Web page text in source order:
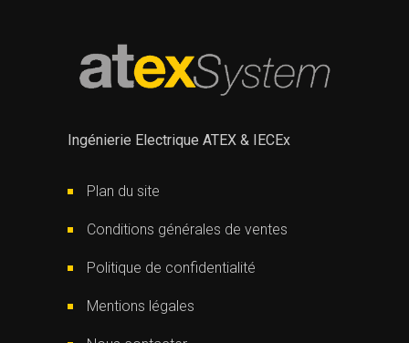
Ingénierie Electrique ATEX & IECEx
Plan du site
Conditions générales de ventes
Politique de confidentialité
Mentions légales